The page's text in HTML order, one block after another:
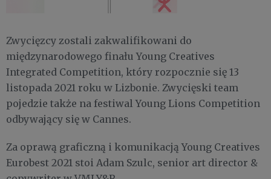
Zwycięzcy zostali zakwalifikowani do
międzynarodowego finału Young Creatives
Integrated Competition, który rozpocznie się 13
listopada 2021 roku w Lizbonie. Zwycięski team
pojedzie także na festiwal Young Lions Competition
odbywający się w Cannes.
Za oprawą graficzną i komunikacją Young Creatives
Eurobest 2021 stoi Adam Szulc, senior art director &